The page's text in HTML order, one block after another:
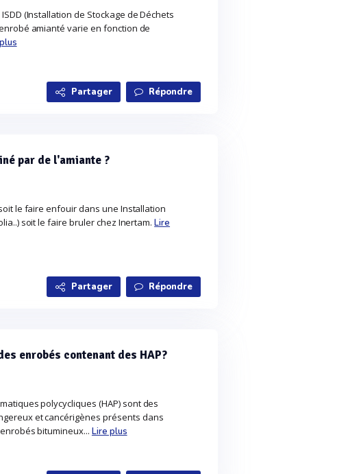
(Installation de Stockage de Déchets
amianté varie en fonction de
Partager Répondre
par de l'amiante ?
le faire enfouir dans une Installation
soit le faire bruler chez Inertam.Lire
Partager Répondre
enrobés contenant des HAP?
polycycliques (HAP) sont des
et cancérigènes présents dans
bitumineux... Lire plus